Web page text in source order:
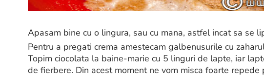
Apasam bine cu o lingura, sau cu mana, astfel incat sa se
Pentru a pregati crema amestecam galbenusurile cu
Topim ciocolata la baine-marie cu 5 linguri de lapte, iar
de fierbere. Din acest moment ne vom misca foarte